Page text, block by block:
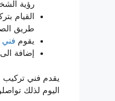
رؤية
القيام
طريق
يقوم فني
إضافة
يقدم فني تركيب
اليوم لذلك